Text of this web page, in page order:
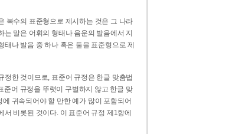
복수의 표준형으로 제시하는 것은 그 나라
말은 어휘의 형태나 음운의 발음에서 지
나 발음 중 하나 혹은 둘을 표준형으로 제
한 것이므로, 표준어 규정은 한글 맞춤법
준어 규정을 뚜렷이 구별하지 않고 한글 맞
귀속되어야 할 만한 예가 많이 포함되어
비롯된 것이다. 이 표준어 규정 제1항에